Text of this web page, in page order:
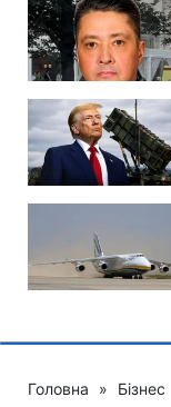
Головна » Бізнес